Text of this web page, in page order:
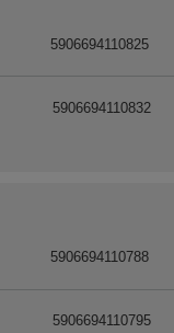
5906694110788
5906694110795
5906694110825
5906694110832